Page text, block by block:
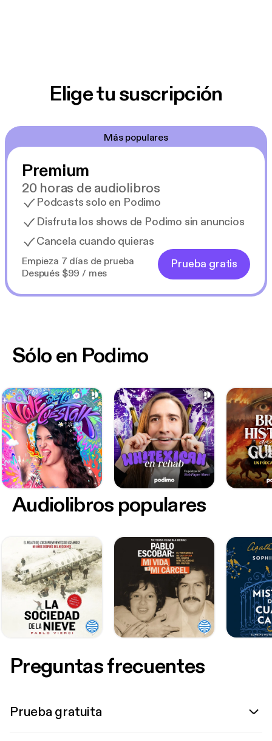
Elige tu suscripción
Más populares
Premium
20 horas de audiolibros
Podcasts solo en Podimo
Disfruta los shows de Podimo sin anuncios
Cancela cuando quieras
Empieza 7 días de prueba
Después $99 / mes
Prueba gratis
Sólo en Podimo
Audiolibros populares
Preguntas frecuentes
Prueba gratuita